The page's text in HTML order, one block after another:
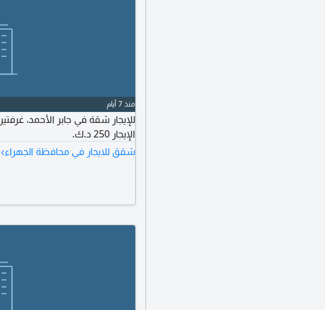
منذ 7 أيام
للإيجار شقة في جابر الأحمد،
الإيجار 250 د.ك.
شقق للايجار في محافظة الجهراء›